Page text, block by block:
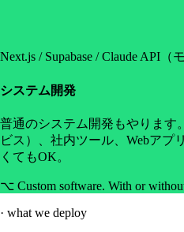
Next.js / Supabase / Claude API（
システム開発
普通のシステム開発もやります
ビス）、社内ツール、Webアプ
くてもOK。
⌥ Custom software. With or
· what we deploy